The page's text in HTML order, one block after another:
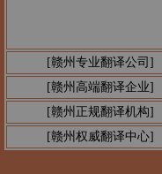
公告1：[赣州专业翻译公司]
[赣州高端翻译企业]
[赣州正规翻译机构]
[赣州权威翻译中心]